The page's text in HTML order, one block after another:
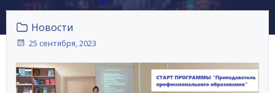
Новости
25 сентября, 2023